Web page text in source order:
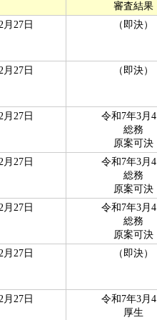
審査結果
月27日 （即決）
月27日 （即決）
月27日
令和7年3月
総務
原案可決
月27日
令和7年3月
総務
原案可決
月27日
令和7年3月
総務
原案可決
月27日 （即決）
月27日
令和7年3月
厚生